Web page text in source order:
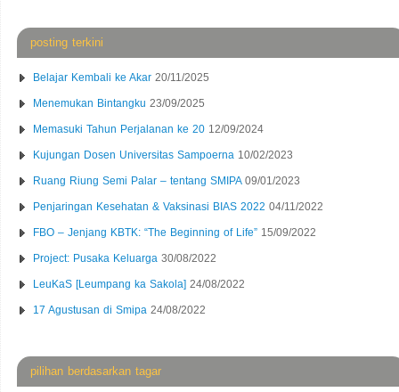
posting terkini
Belajar Kembali ke Akar 20/11/2025
Menemukan Bintangku 23/09/2025
Memasuki Tahun Perjalanan ke 20 12/09/2024
Kujungan Dosen Universitas Sampoerna 10/02/2023
Ruang Riung Semi Palar – tentang SMIPA 09/01/2023
Penjaringan Kesehatan & Vaksinasi BIAS 2022 04/11/2022
FBO – Jenjang KBTK: “The Beginning of Life” 15/09/2022
Project: Pusaka Keluarga 30/08/2022
LeuKaS [Leumpang ka Sakola] 24/08/2022
17 Agustusan di Smipa 24/08/2022
pilihan berdasarkan tagar